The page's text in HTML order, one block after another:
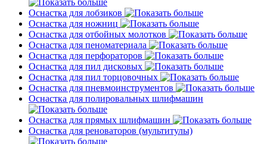
Оснастка для лобзиков
Оснастка для ножниц
Оснастка для отбойных молотков
Оснастка для пеноматериала
Оснастка для перфораторов
Оснастка для пил дисковых
Оснастка для пил торцовочных
Оснастка для пневмоинструментов
Оснастка для полировальных шлифмашин
Оснастка для прямых шлифмашин
Оснастка для реноваторов (мультитулы)